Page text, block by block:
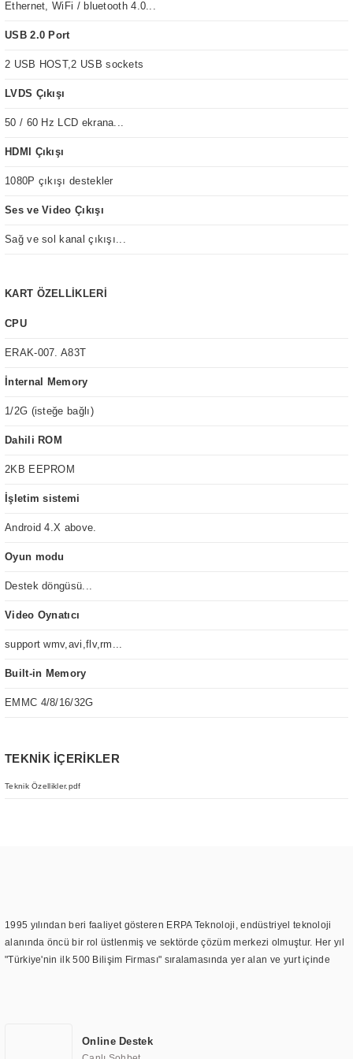
Ethernet, WiFi / bluetooth 4.0...
USB 2.0 Port
2 USB HOST,2 USB sockets
LVDS Çıkışı
50 / 60 Hz LCD ekrana...
HDMI Çıkışı
1080P çıkışı destekler
Ses ve Video Çıkışı
Sağ ve sol kanal çıkışı...
KART ÖZELLİKLERİ
CPU
ERAK-007. A83T
İnternal Memory
1/2G (isteğe bağlı)
Dahili ROM
2KB EEPROM
İşletim sistemi
Android 4.X above.
Oyun modu
Destek döngüsü...
Video Oynatıcı
support wmv,avi,flv,rm...
Built-in Memory
EMMC 4/8/16/32G
TEKNİK İÇERİKLER
Teknik Özellikler.pdf
1995 yılından beri faaliyet gösteren ERPA Teknoloji, endüstriyel teknoloji
alanında öncü bir rol üstlenmiş ve sektörde çözüm merkezi olmuştur. Her yıl
"Türkiye'nin ilk 500 Bilişim Firması" sıralamasında yer alan ve yurt içinde
TOCHI markası altında kendi ürettiği ürünlerde kullanmıştır. Günümüzde
Online Destek